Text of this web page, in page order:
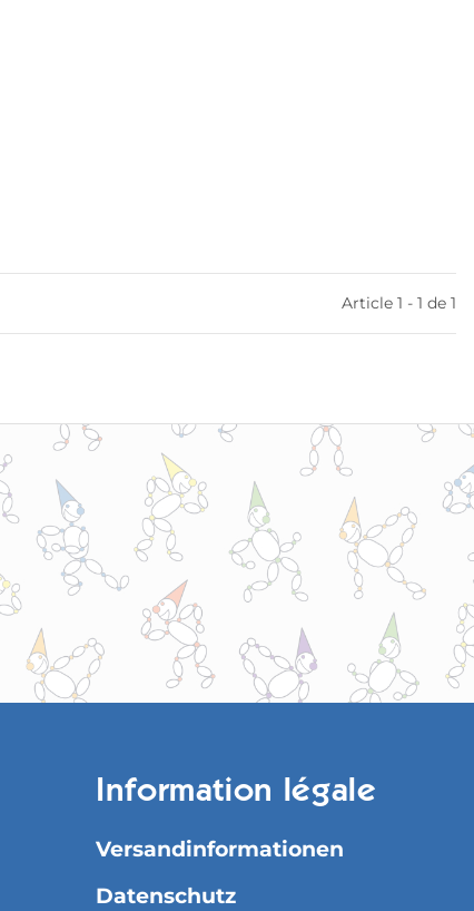
Article 1 - 1 de 1
Information légale
Versandinformationen
Datenschutz